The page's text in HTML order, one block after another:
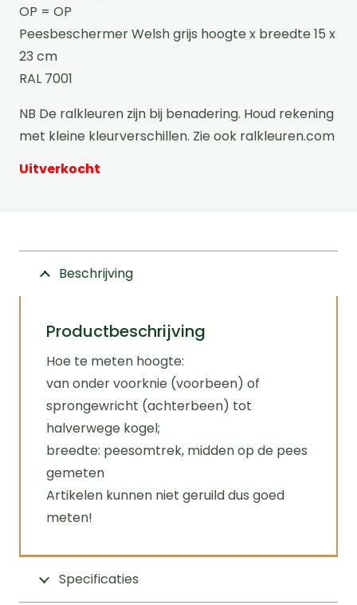
OP = OP
Peesbeschermer Welsh grijs hoogte x breedte 15 x
23 cm
RAL 7001
NB De ralkleuren zijn bij benadering. Houd rekening
met kleine kleurverschillen. Zie ook ralkleuren.com
Uitverkocht
Beschrijving
Productbeschrijving
Hoe te meten hoogte:
van onder voorknie (voorbeen) of
sprongewricht (achterbeen) tot
halverwege kogel;
breedte: peesomtrek, midden op de pees
gemeten
Artikelen kunnen niet geruild dus goed
meten!
Specificaties